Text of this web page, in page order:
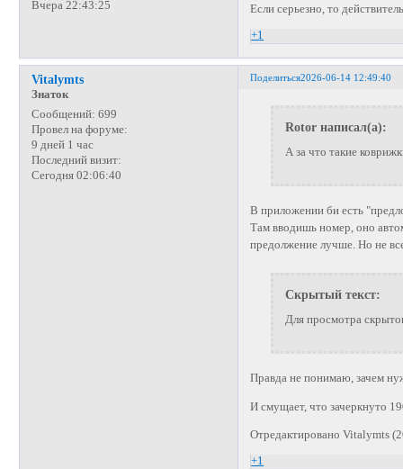
Вчера 22:43:25
Если серьезно, то
+1
Поделиться2026-06-14 12:49:40
Vitalymts
Знаток
Сообщений: 699
Провел на форуме:
9 дней 1 час
Последний визит:
Сегодня 02:06:40
Rotor написал(а):
А за что такие
В приложении би есть
Там вводишь номер, оно
предолжение лучше. Но не
Скрытый текст:
Для просмотра
Правда не понимаю, зачем
И смущает, что зачеркнуто
Отредактировано Vitalymts
+1